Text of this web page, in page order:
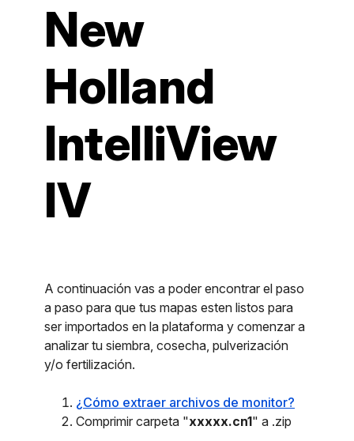
New
Holland
IntelliView
IV
A continuación vas a poder encontrar el paso
a paso para que tus mapas esten listos para
ser importados en la plataforma y comenzar a
analizar tu siembra, cosecha, pulverización
y/o fertilización.
¿Cómo extraer archivos de monitor?
Comprimir carpeta "xxxxx.cn1" a .zip